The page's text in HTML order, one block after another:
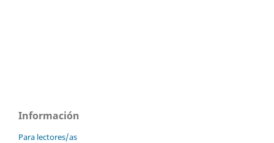
Información
Para lectores/as